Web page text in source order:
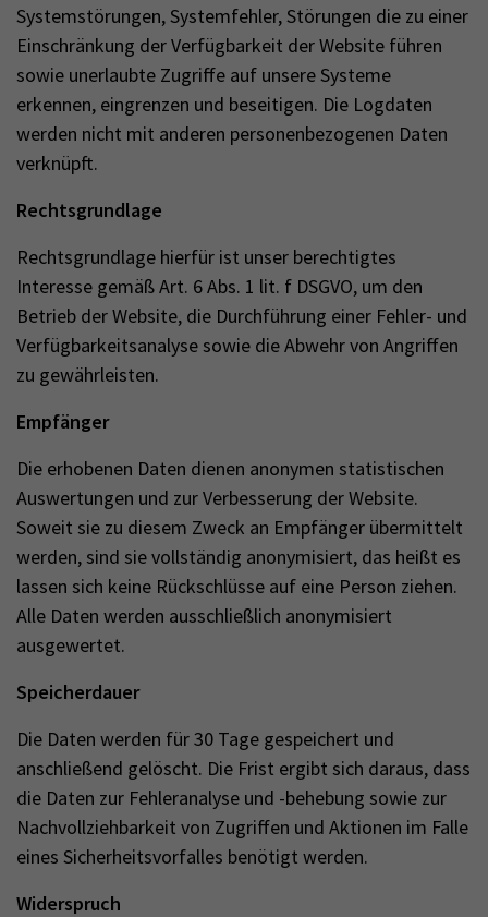
Systemstörungen, Systemfehler, Störungen die zu einer
Einschränkung der Verfügbarkeit der Website führen
sowie unerlaubte Zugriffe auf unsere Systeme
erkennen, eingrenzen und beseitigen. Die Logdaten
werden nicht mit anderen personenbezogenen Daten
verknüpft.
Rechtsgrundlage
Rechtsgrundlage hierfür ist unser berechtigtes
Interesse gemäß Art. 6 Abs. 1 lit. f DSGVO, um den
Betrieb der Website, die Durchführung einer Fehler- und
Verfügbarkeitsanalyse sowie die Abwehr von Angriffen
zu gewährleisten.
Empfänger
Die erhobenen Daten dienen anonymen statistischen
Auswertungen und zur Verbesserung der Website.
Soweit sie zu diesem Zweck an Empfänger übermittelt
werden, sind sie vollständig anonymisiert, das heißt es
lassen sich keine Rückschlüsse auf eine Person ziehen.
Alle Daten werden ausschließlich anonymisiert
ausgewertet.
Speicherdauer
Die Daten werden für 30 Tage gespeichert und
anschließend gelöscht. Die Frist ergibt sich daraus, dass
die Daten zur Fehleranalyse und -behebung sowie zur
Nachvollziehbarkeit von Zugriffen und Aktionen im Falle
eines Sicherheitsvorfalles benötigt werden.
Widerspruch